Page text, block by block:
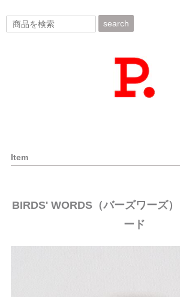
search
Item
BIRDS' WORDS（バーズワーズ
ード